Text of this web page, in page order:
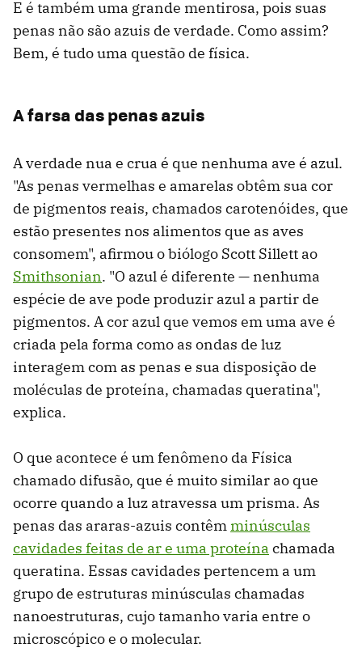
E é também uma grande mentirosa, pois suas
penas não são azuis de verdade. Como assim?
Bem, é tudo uma questão de física.
A farsa das penas azuis
A verdade nua e crua é que nenhuma ave é azul.
"As penas vermelhas e amarelas obtêm sua cor
de pigmentos reais, chamados carotenóides, que
estão presentes nos alimentos que as aves
consomem", afirmou o biólogo Scott Sillett ao
Smithsonian. "O azul é diferente — nenhuma
espécie de ave pode produzir azul a partir de
pigmentos. A cor azul que vemos em uma ave é
criada pela forma como as ondas de luz
interagem com as penas e sua disposição de
moléculas de proteína, chamadas queratina",
explica.
O que acontece é um fenômeno da Física
chamado difusão, que é muito similar ao que
ocorre quando a luz atravessa um prisma. As
penas das araras-azuis contêmminúsculas
cavidades feitas de ar e uma proteína chamada
queratina. Essas cavidades pertencem a um
grupo de estruturas minúsculas chamadas
nanoestruturas, cujo tamanho varia entre o
microscópico e o molecular.